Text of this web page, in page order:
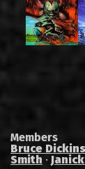
Members
Bruce
Smith ·